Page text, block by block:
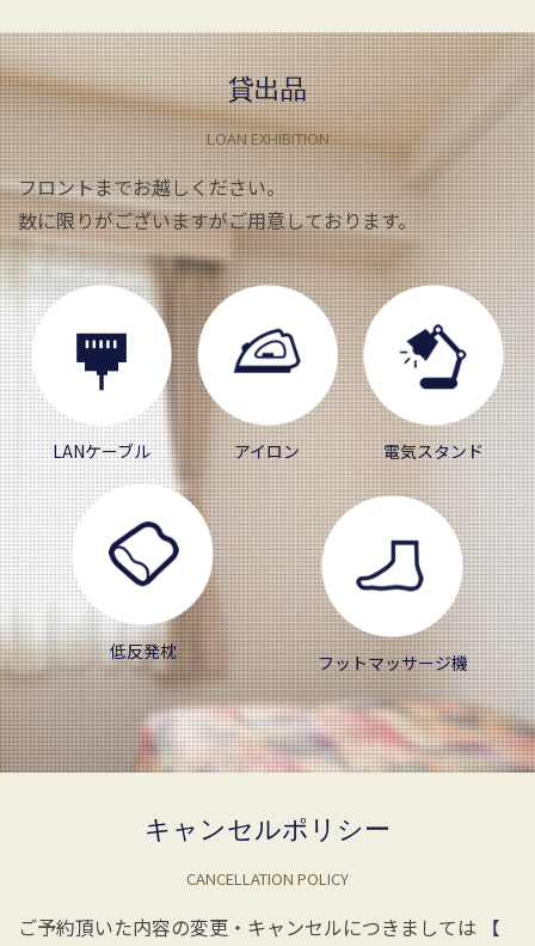
貸出品
LOAN EXHIBITION
フロントまでお越しください。
数に限りがございますがご用意しております。
LANケーブル アイロン 電気スタンド
低反発枕 フットマッサージ機
キャンセルポリシー
CANCELLATION POLICY
ご予約頂いた内容の変更・キャンセルにつきましては
【